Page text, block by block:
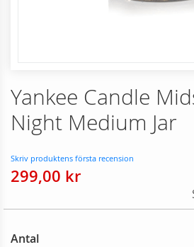
Yankee Candle
Night Medium Jar
Skriv produktens första recension
299,00 kr
Antal
to
the
beginning
the
images
gallery